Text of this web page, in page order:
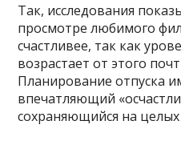
Так, исследования
просмотре любимого
счастливее, так как
возрастает от этого
Планирование отпуска
впечатляющий
сохраняющийся на целых